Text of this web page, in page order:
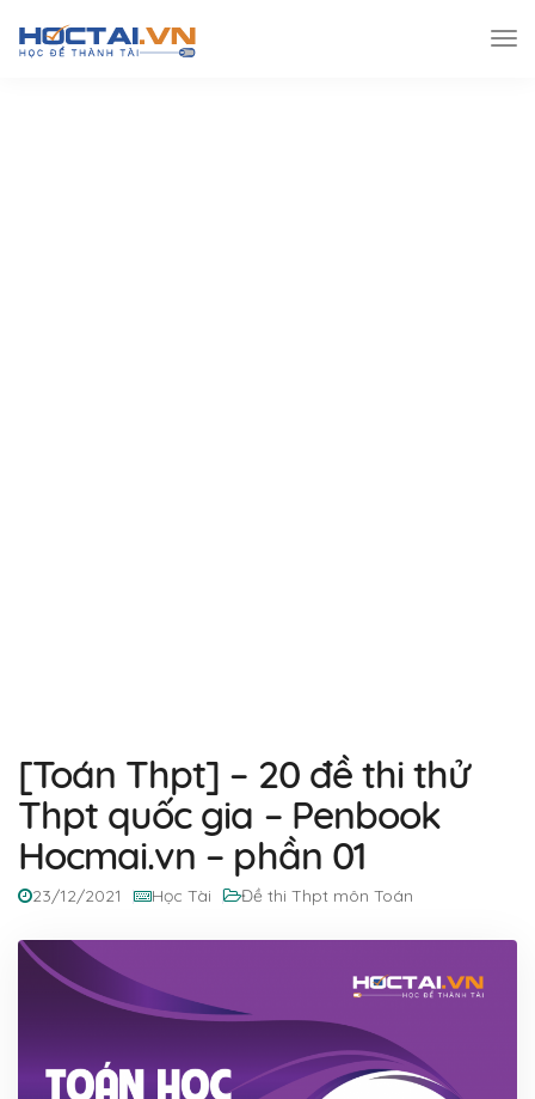
[Toán Thpt] – 20 đề thi thử
Thpt quốc gia – Penbook
Hocmai.vn – phần 01
23/12/2021 Học Tài Đề thi Thpt môn Toán